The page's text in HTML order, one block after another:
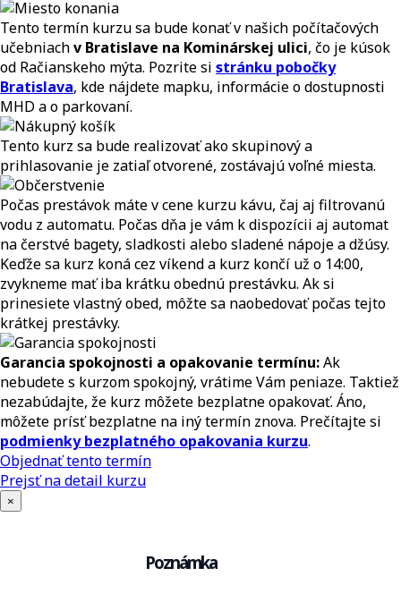
Tento termín kurzu sa bude konať v našich počítačových
učebniachv Bratislave na Kominárskej ulici, čo je kúsok
od Račianskeho mýta. Pozrite si stránku pobočky
Bratislava, kde nájdete mapku, informácie o dostupnosti
MHD a o parkovaní.
Tento kurz sa bude realizovať ako skupinový a
prihlasovanie je zatiaľ otvorené, zostávajú voľné miesta.
Počas prestávok máte v cene kurzu kávu, čaj aj filtrovanú
vodu z automatu. Počas dňa je vám k dispozícii aj automat
na čerstvé bagety, sladkosti alebo sladené nápoje a džúsy.
Keďže sa kurz koná cez víkend a kurz končí už o 14:00,
zvykneme mať iba krátku obednú prestávku. Ak si
prinesiete vlastný obed, môžte sa naobedovať počas tejto
krátkej prestávky.
Garancia spokojnosti a opakovanie termínu:Ak
nebudete s kurzom spokojný, vrátime Vám peniaze. Taktiež
nezabúdajte, že kurz môžete bezplatne opakovať. Áno,
môžete prísť bezplatne na iný termín znova. Prečítajte si
podmienky bezplatného opakovania kurzu.
Objednať tento termín
Prejsť na detail kurzu
×
Poznámka